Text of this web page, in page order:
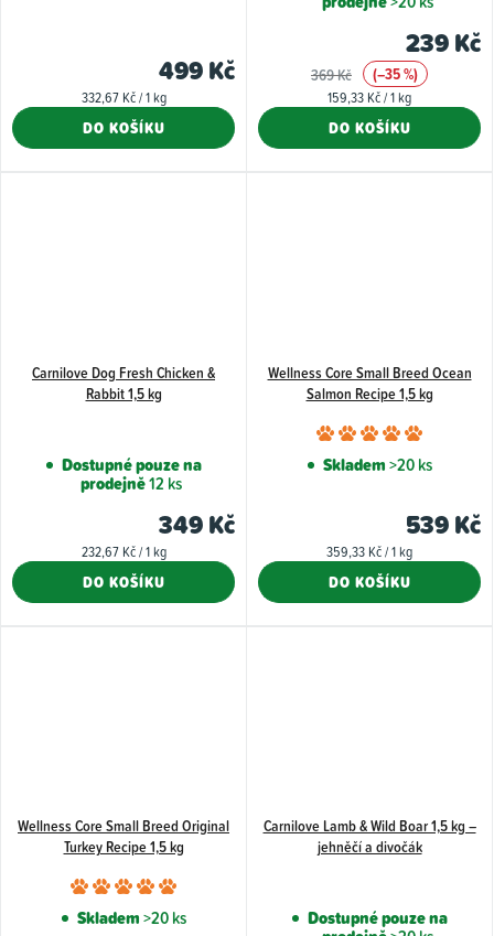
499 Kč
Měrná
332,67 Kč / 1 kg
DO KOŠÍKU
je
5,0
z
5
239 Kč
369 Kč (–35 %)
Měrná
159,33 Kč / 1 kg
DO KOŠÍKU
Carnilove Dog Fresh Chicken &
Rabbit 1,5 kg
Dostupné pouze na
prodejně12 ks
349 Kč
Měrná
232,67 Kč / 1 kg
DO KOŠÍKU
Wellness Core Small Breed Ocean
Salmon Recipe 1,5 kg
je
5,0
z
Skladem>20 ks
539 Kč
Měrná
359,33 Kč / 1 kg
DO KOŠÍKU
Wellness Core Small Breed Original
Turkey Recipe 1,5 kg
Průměrné
hodnocení
Skladem>20 ks
Carnilove Lamb & Wild Boar 1,5 kg –
jehněčí a divočák
Dostupné pouze na